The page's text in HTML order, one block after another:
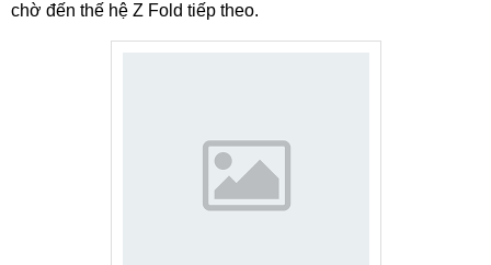
chờ đến thế hệ Z Fold tiếp theo.